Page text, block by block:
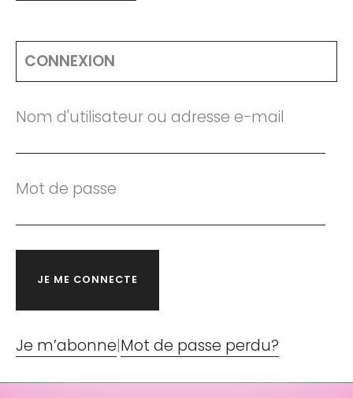
CONNEXION
Nom d'utilisateur ou adresse e-mail
Mot de passe
Je m’abonne|Mot de passe perdu?